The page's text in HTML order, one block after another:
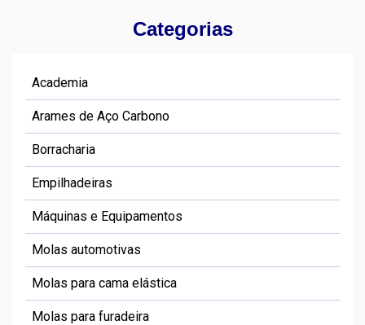
Categorias
Academia
Arames de Aço Carbono
Borracharia
Empilhadeiras
Máquinas e Equipamentos
Molas automotivas
Molas para cama elástica
Molas para furadeira